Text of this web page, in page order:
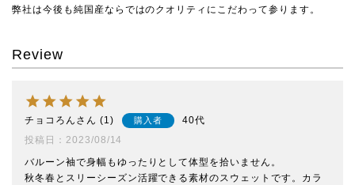
弊社は今後も純国産ならではのクオリティにこだわって参ります。
Review
チョコろん 1 購入者
40代
投稿日
2023/08/14
バルーン袖で身幅もゆったりとして体型を拾いません。
秋冬春とスリーシーズン活躍できる素材のスウェットです。カラ